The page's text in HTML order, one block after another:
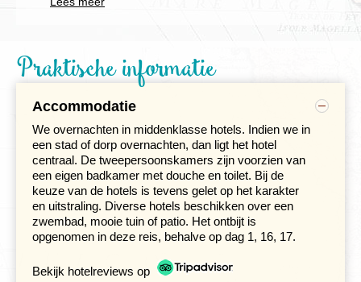
El Castillo is een charmant en kleurrijk dorpje aan het
water. Verken op je gemak de omgeving of kies voor
een optionele excursie naar het grootste, ongerepte
regenwoud van Centraal-Amerika, Indio Maíz. Met een
lokale gids trek je per boot en te voet de jungle in, op
zoek naar tapirs, felgekleurde kikkers en luide ara's.
Terug in El Castillo kun je genieten van ambachtelijke
chocolade of ontspannen met uitzicht op de rivier.
mannen, vrouwen of alleengaande reizigers.
het maximum is 20.
De gemiddelde groepsgrootte om de reis door te
laten gaan is 10.
Praktische informatie
Accommodatie
We overnachten in middenklasse hotels. Indien we in
een stad of dorp overnachten, dan ligt het hotel
centraal. De tweepersoonskamers zijn voorzien van
een eigen badkamer met douche en toilet. Bij de
keuze van de hotels is tevens gelet op het karakter
en uitstraling. Diverse hotels beschikken over een
zwembad, mooie tuin of patio. Het ontbijt is
opgenomen in deze reis, behalve op dag 1, 16, 17.
Bekijk hotelreviews op